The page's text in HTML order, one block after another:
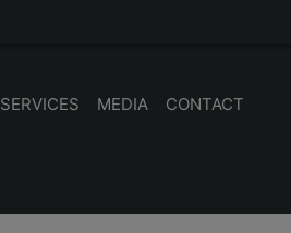
SERVICES MEDIA
CONTACT